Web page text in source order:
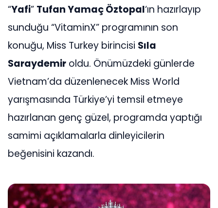
“Yafi” Tufan Yamaç Öztopal‘ın hazırlayıp
sunduğu “VitaminX” programının son
konuğu, Miss Turkey birincisi Sıla
Saraydemir oldu. Önümüzdeki günlerde
Vietnam’da düzenlenecek Miss World
yarışmasında Türkiye’yi temsil etmeye
hazırlanan genç güzel, programda yaptığı
samimi açıklamalarla dinleyicilerin
beğenisini kazandı.